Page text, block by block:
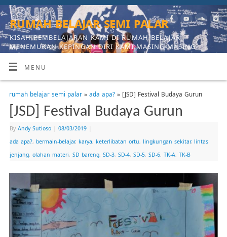
rumah belajar semi palar
KISAH PEMBELAJARAN KAMI DI RUMAH BELAJAR,
MENEMUKAN KEPINGAN DIRI KAMI MASING-MASING
MENU
rumah belajar semi palar» ada apa?» [JSD] Festival Budaya Gurun
[JSD] Festival Budaya Gurun
By Andy Sutioso 08/03/2019
ada apa?, bermain-belajar, karya, keterlibatan ortu, lingkungan sekitar, lintas
jenjang, olahan materi, SD bareng, SD-3, SD-4, SD-5, SD-6, TK-A, TK-B